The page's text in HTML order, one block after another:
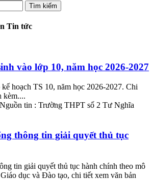
Tin tức
vào lớp 10, năm học 2026-2027
hoạch TS 10, năm học 2026-2027. Chi
kèm....
tin : Trường THPT số 2 Tư Nghĩa
thông tin giải quyết thủ tục
tin giải quyết thủ tục hành chính theo mô
dục và Đào tạo, chi tiết xem văn bản